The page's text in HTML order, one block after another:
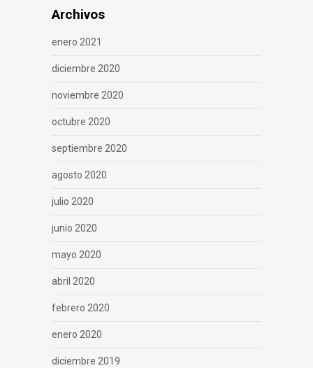
Archivos
enero 2021
diciembre 2020
noviembre 2020
octubre 2020
septiembre 2020
agosto 2020
julio 2020
junio 2020
mayo 2020
abril 2020
febrero 2020
enero 2020
diciembre 2019